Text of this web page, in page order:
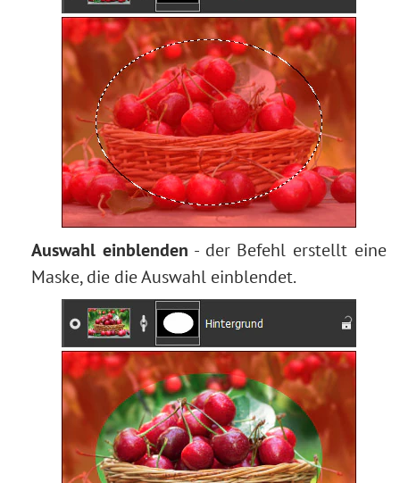
Auswahl einblenden - der Befehl erstellt eine
Maske, die die Auswahl einblendet.